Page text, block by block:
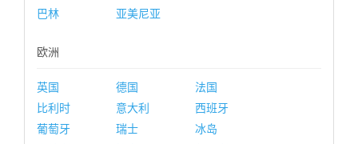
巴林
亚美尼亚
欧洲
英国 德国
法国
比利时
意大利
西班牙
葡萄牙
瑞士
冰岛